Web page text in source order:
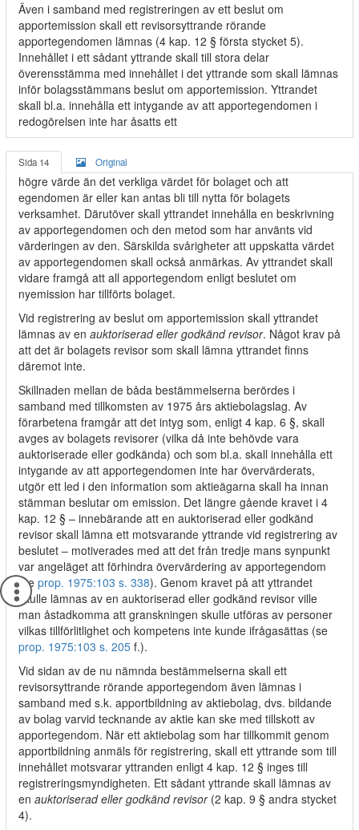
Även i samband med registreringen av ett beslut om
apportemission skall ett revisorsyttrande rörande
apportegendomen lämnas (4 kap. 12 § första stycket 5).
Innehållet i ett sådant yttrande skall till stora delar
överensstämma med innehållet i det yttrande som skall lämnas
inför bolagsstämmans beslut om apportemission. Yttrandet
skall bl.a. innehålla ett intygande av att apportegendomen i
redogörelsen inte har åsatts ett
Sida 14 Original
högre värde än det verkliga värdet för bolaget och att
egendomen är eller kan antas bli till nytta för bolagets
verksamhet. Därutöver skall yttrandet innehålla en beskrivning
av apportegendomen och den metod som har använts vid
värderingen av den. Särskilda svårigheter att uppskatta värdet
av apportegendomen skall också anmärkas. Av yttrandet skall
vidare framgå att all apportegendom enligt beslutet om
nyemission har tillförts bolaget.
Vid registrering av beslut om apportemission skall yttrandet
lämnas av en auktoriserad eller godkänd revisor. Något krav på
att det är bolagets revisor som skall lämna yttrandet finns
däremot inte.
Skillnaden mellan de båda bestämmelserna berördes i
samband med tillkomsten av 1975 års aktiebolagslag. Av
förarbetena framgår att det intyg som, enligt 4 kap. 6 §, skall
avges av bolagets revisorer (vilka då inte behövde vara
auktoriserade eller godkända) och som bl.a. skall innehålla ett
intygande av att apportegendomen inte har övervärderats,
utgör ett led i den information som aktieägarna skall ha innan
stämman beslutar om emission. Det längre gående kravet i 4
kap. 12 § – innebärande att en auktoriserad eller godkänd
revisor skall lämna ett motsvarande yttrande vid registrering av
beslutet – motiverades med att det från tredje mans synpunkt
var angeläget att förhindra övervärdering av apportegendom
(se prop. 1975:103 s. 338). Genom kravet på att yttrandet
skulle lämnas av en auktoriserad eller godkänd revisor ville
man åstadkomma att granskningen skulle utföras av personer
vilkas tillförlitlighet och kompetens inte kunde ifrågasättas (se
prop. 1975:103 s. 205 f.).
Vid sidan av de nu nämnda bestämmelserna skall ett
revisorsyttrande rörande apportegendom även lämnas i
samband med s.k. apportbildning av aktiebolag, dvs. bildande
av bolag varvid tecknande av aktie kan ske med tillskott av
apportegendom. När ett aktiebolag som har tillkommit genom
apportbildning anmäls för registrering, skall ett yttrande som till
innehållet motsvarar yttranden enligt 4 kap. 12 § inges till
registreringsmyndigheten. Ett sådant yttrande skall lämnas av
en auktoriserad eller godkänd revisor(2 kap. 9 § andra stycket
4).